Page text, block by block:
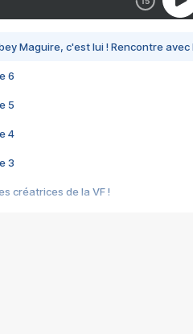
Maguire, c'est lui ! Rencontre
6
5
4
3
créatrices de la VF !